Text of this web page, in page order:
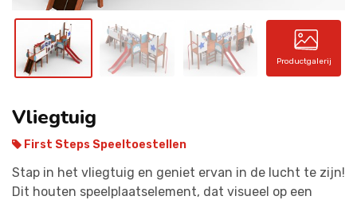
Productgalerij
Vliegtuig
First Steps Speeltoestellen
Stap in het vliegtuig en geniet ervan in de lucht te zijn!
Dit houten speelplaatselement, dat visueel op een